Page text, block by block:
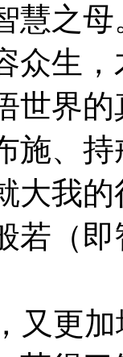
慧之
众生
世界
施、
大我
若（
更加